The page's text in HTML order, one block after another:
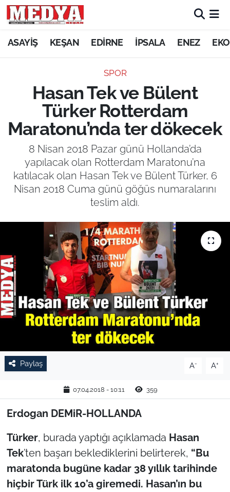
ASAYİŞ KEŞAN EDİRNE İPSALA ENEZ
SPOR
Hasan Tek ve Bülent
Türker Rotterdam
Maratonu’nda ter dökecek
8 Nisan 2018 Pazar günü Hollanda’da
yapılacak olan Rotterdam Maratonu’na
katılacak olan Hasan Tek ve Bülent Türker, 6
Nisan 2018 Cuma günü göğüs numaralarını
teslim aldı.
Paylaş A- A+
07.04.2018 - 10:11 359
Erdogan DEMiR-HOLLANDA
Türker, burada yaptığı açıklamada Hasan
Tek’ten başarı beklediklerini belirterek, “Bu
maratonda bugüne kadar 38 yıllık tarihinde
hiçbir Türk ilk 10’a giremedi. Hasan’ın bu
KEŞAN
ASAYİŞ
SİYASET
GÜNDEM
EKONOMİ
EĞİTİM
TARIM VE HAYVANCILIK
KÜLTÜR SANAT
RESMİ İLAN
SPOR
YAŞAM
KIRKLARELİ
ÇANAKKALE
TÜRKİYE